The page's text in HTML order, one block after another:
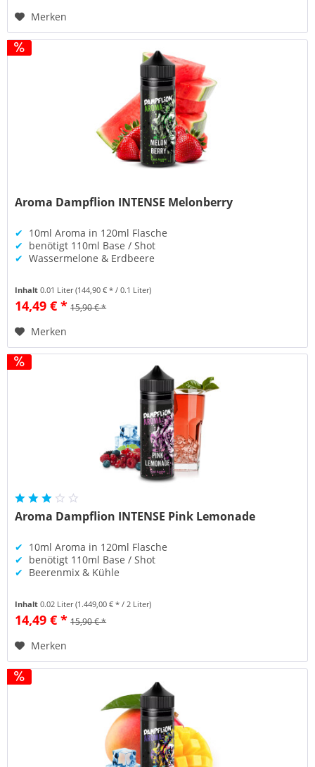
Merken
Aroma Dampflion INTENSE Melonberry
✔ 10ml Aroma in 120ml Flasche
✔ benötigt 110ml Base / Shot
✔ Wassermelone & Erdbeere
Inhalt0.01 Liter(144,90 € * / 0.1 Liter)
14,49 € * 15,90 € *
Merken
Aroma Dampflion INTENSE Pink Lemonade
✔ 10ml Aroma in 120ml Flasche
✔ benötigt 110ml Base / Shot
✔ Beerenmix & Kühle
Inhalt0.02 Liter(1.449,00 € * / 2 Liter)
14,49 € * 15,90 € *
Merken